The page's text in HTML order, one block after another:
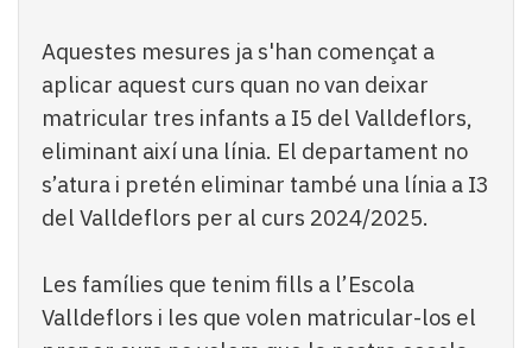
Aquestes mesures ja s'han començat a
aplicar aquest curs quan no van deixar
matricular tres infants a I5 del Valldeflors,
eliminant així una línia. El departament no
s’atura i pretén eliminar també una línia a I3
del Valldeflors per al curs 2024/2025.
Les famílies que tenim fills a l’Escola
Valldeflors i les que volen matricular-los el